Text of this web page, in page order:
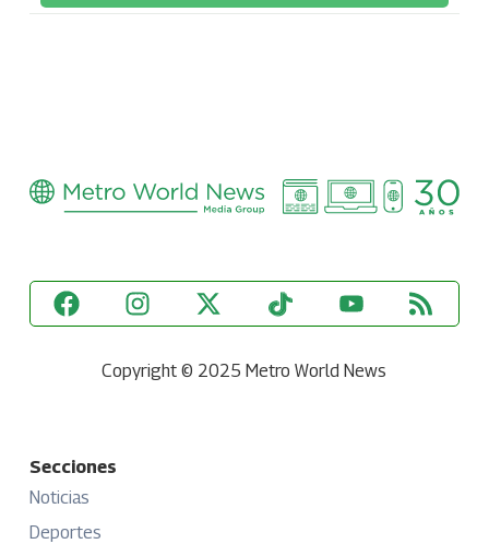
Copyright © 2025 Metro World News
Secciones
Noticias
Deportes